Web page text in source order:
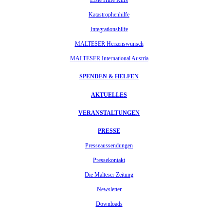
Katastrophenhilfe
Integrationshilfe
MALTESER Herzenswunsch
MALTESER International Austria
SPENDEN & HELFEN
AKTUELLES
VERANSTALTUNGEN
PRESSE
Presseaussendungen
Pressekontakt
Die Malteser Zeitung
Newsletter
Downloads